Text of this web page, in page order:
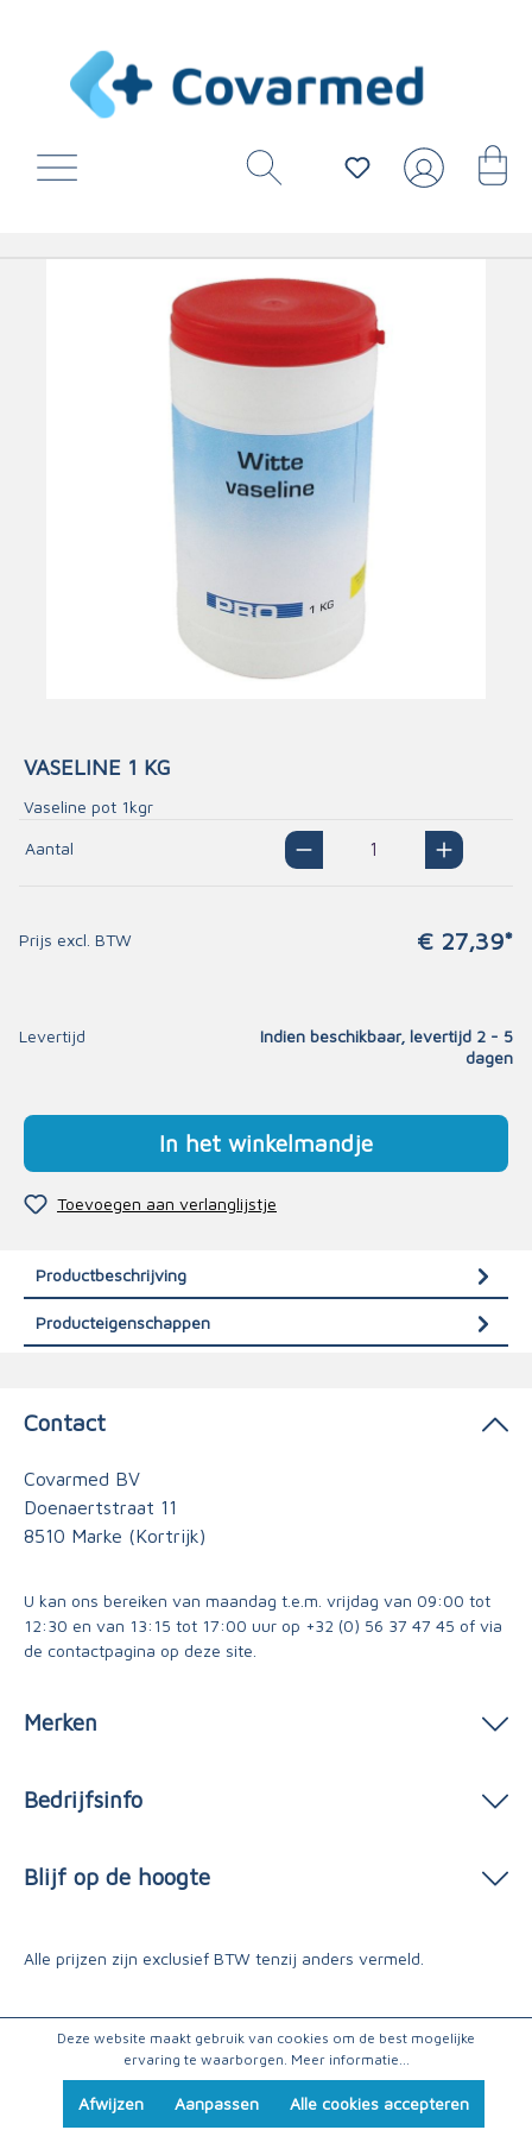
VASELINE 1 KG
Vaseline pot 1kgr
Aantal
Prijs excl. BTW € 27,39*
Levertijd
Indien beschikbaar, levertijd 2 - 5
dagen
In het winkelmandje
Toevoegen aan verlanglijstje
Productbeschrijving
Producteigenschappen
Contact
Covarmed BV
Doenaertstraat 11
8510 Marke (Kortrijk)
U kan ons bereiken van maandag t.e.m. vrijdag van 09:00 tot
12:30 en van 13:15 tot 17:00 uur op +32 (0) 56 37 47 45 of via
de contactpagina op deze site.
Merken
Bedrijfsinfo
Blijf op de hoogte
Alle prijzen zijn exclusief BTW tenzij anders vermeld.
Deze website maakt gebruik van cookies om de best mogelijke
ervaring te waarborgen. Meer informatie...
Afwijzen Aanpassen Alle cookies accepteren